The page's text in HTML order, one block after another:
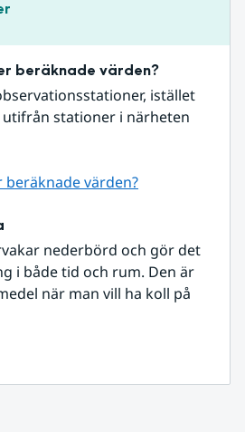
beräknade värden?
istället
stationer i närheten
värden?
nederbörd och gör det
i både tid och rum. Den är
när man vill ha koll på